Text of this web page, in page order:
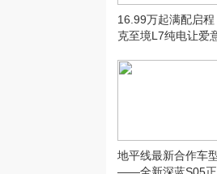
16.99万起满配启程
克至境L7纯电让爱
地平线最新合作车